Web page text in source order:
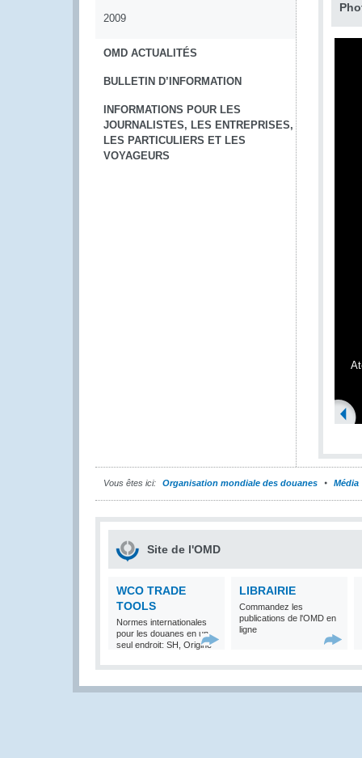
2009
OMD ACTUALITÉS
BULLETIN D’INFORMATION
INFORMATIONS POUR LES
JOURNALISTES, LES ENTREPRISES,
LES PARTICULIERS ET LES
VOYAGEURS
Vous êtes ici: Organisation mondiale des douanes Média
Site de l'OMD
WCO TRADE
TOOLS
Normes internationales
pour les douanes en un
seul endroit: SH, Origine
LIBRAIRIE
Commandez les
publications de l'OMD en
ligne